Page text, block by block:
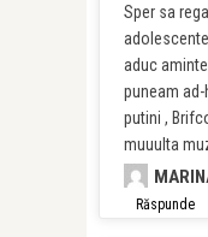
Sper sa
aduc
puneam
putini ,
muuulta
Răspunde